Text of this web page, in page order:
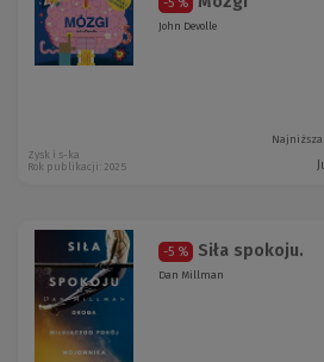
John Devolle
Najniższa
Zysk i s-ka
Rok publikacji: 2025
-5 % Siła spokoju.
Dan Millman